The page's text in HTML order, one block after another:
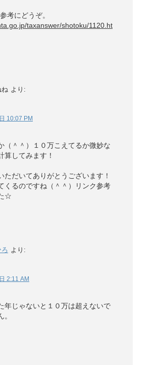
考にどうぞ。
taxanswer/shotoku/1120.ht
ね より:
10:07 PM
（＾＾）１０万こえてるか微妙な
算してみます！
ただいてありがとうございます！
くるのですね（＾＾）リンク参考
☆
ろ より:
2:11 AM
年じゃないと１０万は超えないで